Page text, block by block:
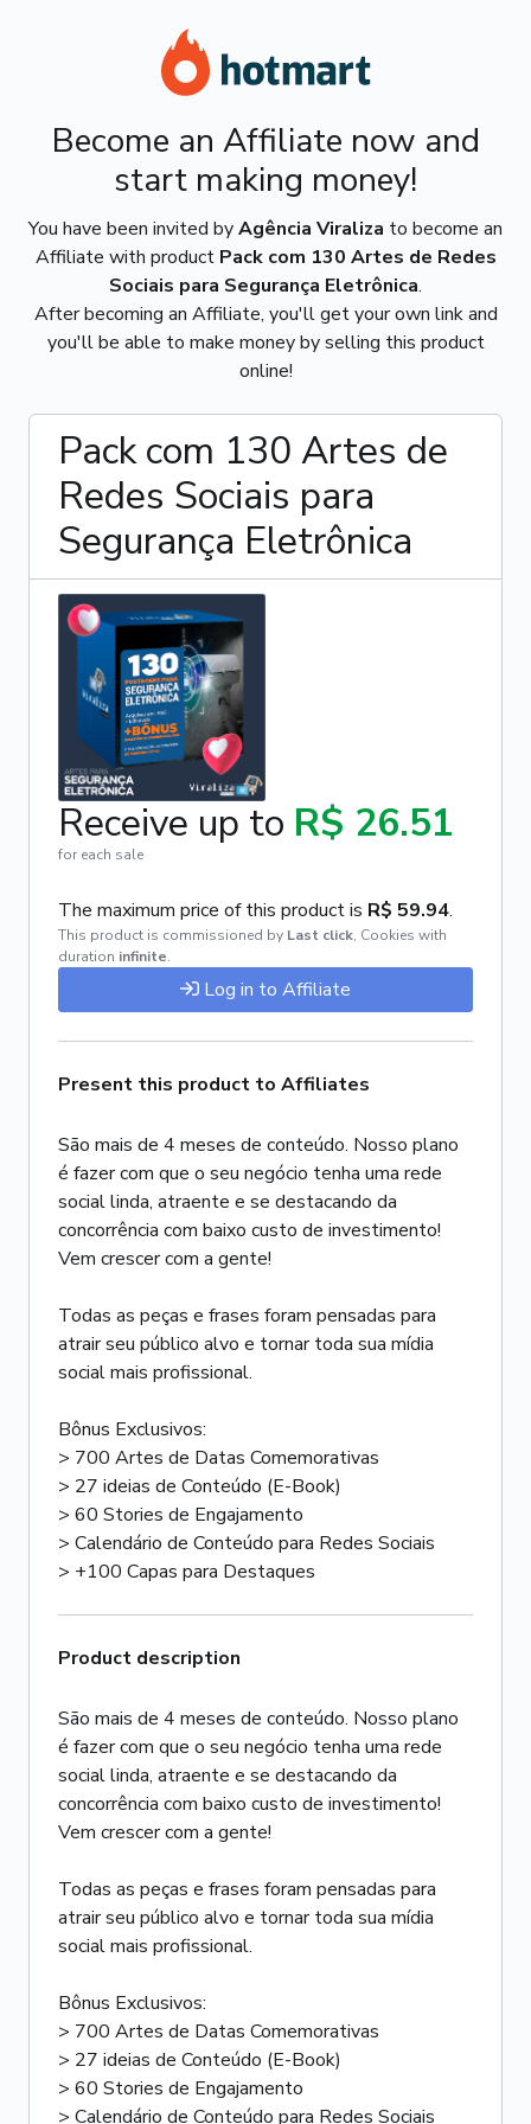
Become an Affiliate now and
start making money!
You have been invited byAgência Viraliza to become an
Affiliate with product Pack com 130 Artes de Redes
Sociais para Segurança Eletrônica.
After becoming an Affiliate, you'll get your own link and
you'll be able to make money by selling this product
online!
Pack com 130 Artes de
Redes Sociais para
Segurança Eletrônica
Receive up to R$ 26.51
for each sale
The maximum price of this product is R$ 59.94.
This product is commissioned by Last click, Cookies with
duration infinite.
Log in to Affiliate
Present this product to Affiliates
São mais de 4 meses de conteúdo. Nosso plano
é fazer com que o seu negócio tenha uma rede
social linda, atraente e se destacando da
concorrência com baixo custo de investimento!
Vem crescer com a gente!
Todas as peças e frases foram pensadas para
atrair seu público alvo e tornar toda sua mídia
social mais profissional.
Bônus Exclusivos:
> 700 Artes de Datas Comemorativas
> 27 ideias de Conteúdo (E-Book)
> 60 Stories de Engajamento
> Calendário de Conteúdo para Redes Sociais
> +100 Capas para Destaques
Product description
São mais de 4 meses de conteúdo. Nosso plano
é fazer com que o seu negócio tenha uma rede
social linda, atraente e se destacando da
concorrência com baixo custo de investimento!
Vem crescer com a gente!
Todas as peças e frases foram pensadas para
atrair seu público alvo e tornar toda sua mídia
social mais profissional.
Bônus Exclusivos:
> 700 Artes de Datas Comemorativas
> 27 ideias de Conteúdo (E-Book)
> 60 Stories de Engajamento
> Calendário de Conteúdo para Redes Sociais